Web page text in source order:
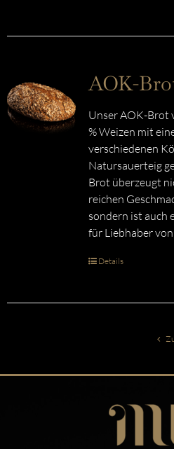
AOK-
Unser AOK-Brot
% Weizen mit
verschiedenen
Natursauerteig
Brot überzeugt
reichen
sondern ist auch
für Liebhaber
Details